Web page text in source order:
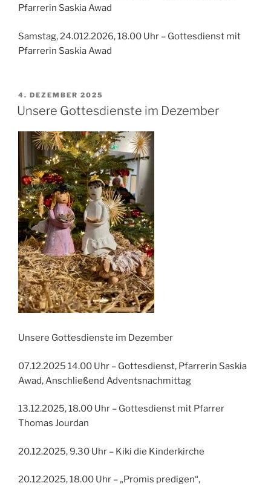
Pfarrerin Saskia Awad
Samstag, 24.012.2026, 18.00 Uhr – Gottesdienst mit
Pfarrerin Saskia Awad
VERÖFFENTLICHT
AM
4. DEZEMBER 2025
Unsere Gottesdienste im Dezember
Unsere Gottesdienste im Dezember
07.12.2025 14.00 Uhr – Gottesdienst, Pfarrerin Saskia
Awad, Anschließend Adventsnachmittag
13.12.2025, 18.00 Uhr – Gottesdienst mit Pfarrer
Thomas Jourdan
20.12.2025, 9.30 Uhr – Kiki die Kinderkirche
20.12.2025, 18.00 Uhr – „Promis predigen“,